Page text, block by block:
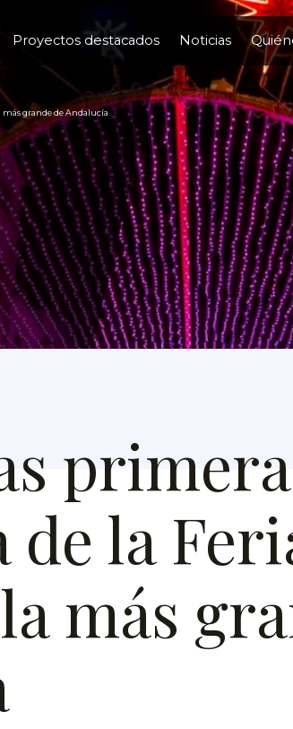
Proyectos destacados Noticias
más grande de Andalucía
la
más